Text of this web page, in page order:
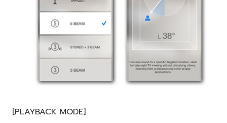
[PLAYBACK MODE]